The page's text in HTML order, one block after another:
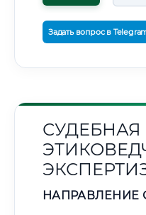
Задать вопрос в
СУДЕБНАЯ
НАПРАВЛЕНИЕ